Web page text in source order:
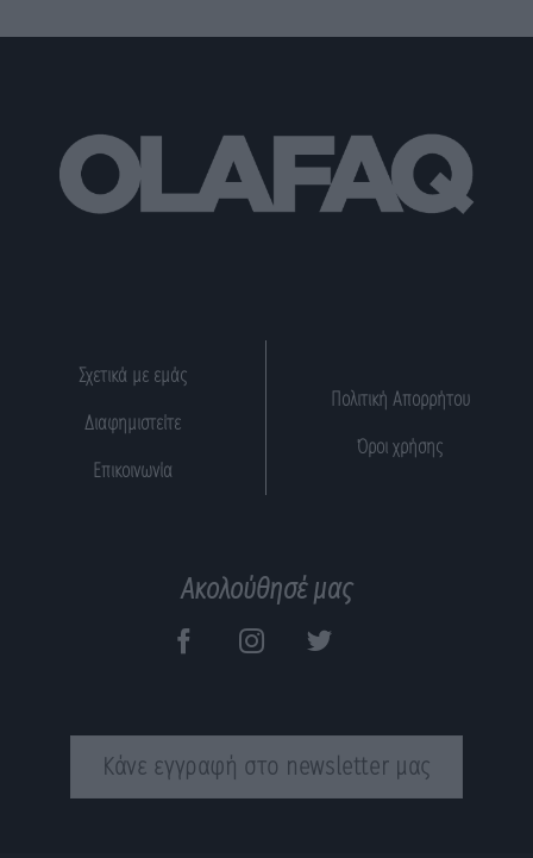
Σχετικά με εμάς
Διαφημιστείτε
Επικοινωνία
Πολιτική Απορρήτου
Όροι χρήσης
Ακολούθησέ μας
Κάνε εγγραφή στο newsletter μας